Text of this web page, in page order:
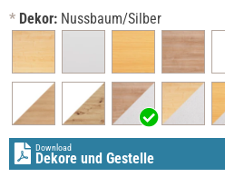
* Dekor: Nussbaum/Silber
Download
Dekore und Gestelle